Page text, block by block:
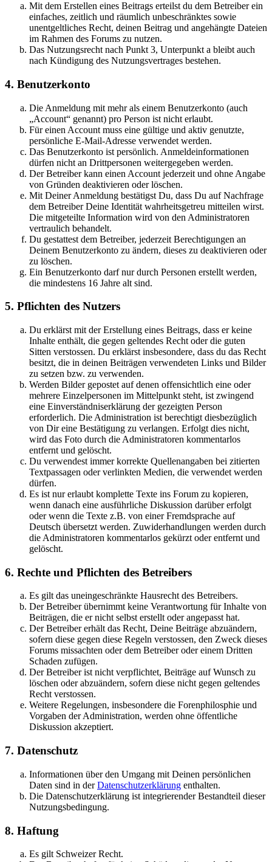
Mit dem Erstellen eines Beitrags erteilst du dem Betreiber ein
einfaches, zeitlich und räumlich unbeschränktes sowie
unentgeltliches Recht, deinen Beitrag und angehängte Dateien
im Rahmen des Forums zu nutzen.
Das Nutzungsrecht nach Punkt 3, Unterpunkt a bleibt auch
nach Kündigung des Nutzungsvertrages bestehen.
4. Benutzerkonto
Die Anmeldung mit mehr als einem Benutzerkonto (auch
„Account“ genannt) pro Person ist nicht erlaubt.
Für einen Account muss eine gültige und aktiv genutzte,
persönliche E-Mail-Adresse verwendet werden.
Das Benutzerkonto ist persönlich. Anmeldeinformationen
dürfen nicht an Drittpersonen weitergegeben werden.
Der Betreiber kann einen Account jederzeit und ohne Angabe
von Gründen deaktivieren oder löschen.
Mit Deiner Anmeldung bestätigst Du, dass Du auf Nachfrage
dem Betreiber Deine Identität wahrheitsgetreu mitteilen wirst.
Die mitgeteilte Information wird von den Administratoren
vertraulich behandelt.
Du gestattest dem Betreiber, jederzeit Berechtigungen an
Deinem Benutzerkonto zu ändern, dieses zu deaktivieren oder
zu löschen.
Ein Benutzerkonto darf nur durch Personen erstellt werden,
die mindestens 16 Jahre alt sind.
5. Pflichten des Nutzers
Du erklärst mit der Erstellung eines Beitrags, dass er keine
Inhalte enthält, die gegen geltendes Recht oder die guten
Sitten verstossen. Du erklärst insbesondere, dass du das Recht
besitzt, die in deinen Beiträgen verwendeten Links und Bilder
zu setzen bzw. zu verwenden.
Werden Bilder gepostet auf denen offensichtlich eine oder
mehrere Einzelpersonen im Mittelpunkt steht, ist zwingend
eine Einverständniserklärung der gezeigten Person
erforderlich. Die Administration ist berechtigt diesbezüglich
von Dir eine Bestätigung zu verlangen. Erfolgt dies nicht,
wird das Foto durch die Administratoren kommentarlos
entfernt und gelöscht.
Du verwendest immer korrekte Quellenangaben bei zitierten
Textpassagen oder verlinkten Medien, die verwendet werden
dürfen.
Es ist nur erlaubt komplette Texte ins Forum zu kopieren,
wenn danach eine ausführliche Diskussion darüber erfolgt
oder wenn die Texte z.B. von einer Fremdsprache auf
Deutsch übersetzt werden. Zuwiderhandlungen werden durch
die Administratoren kommentarlos gekürzt oder entfernt und
gelöscht.
6. Rechte und Pflichten des Betreibers
Es gilt das uneingeschränkte Hausrecht des Betreibers.
Der Betreiber übernimmt keine Verantwortung für Inhalte von
Beiträgen, die er nicht selbst erstellt oder angepasst hat.
Der Betreiber erhält das Recht, Deine Beiträge abzuändern,
sofern diese gegen diese Regeln verstossen, den Zweck dieses
Forums missachten oder dem Betreiber oder einem Dritten
Schaden zufügen.
Der Betreiber ist nicht verpflichtet, Beiträge auf Wunsch zu
löschen oder abzuändern, sofern diese nicht gegen geltendes
Recht verstossen.
Weitere Regelungen, insbesondere die Forenphilosphie und
Vorgaben der Administration, werden ohne öffentliche
Diskussion akzeptiert.
7. Datenschutz
Informationen über den Umgang mit Deinen persönlichen
Daten sind in derDatenschutzerklärung enthalten.
Die Datenschutzerklärung ist integrierender Bestandteil dieser
Nutzungsbedingung.
8. Haftung
Es gilt Schweizer Recht.